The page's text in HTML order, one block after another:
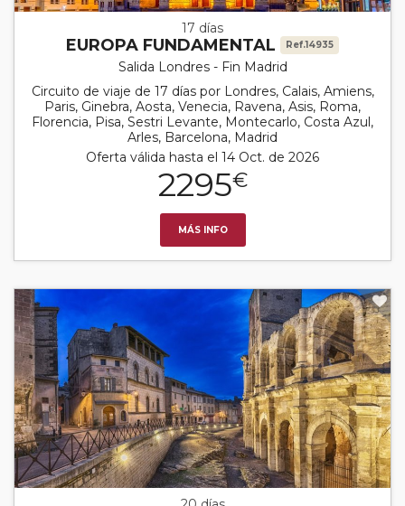
17 días
EUROPA FUNDAMENTAL Ref.14935
Salida Londres - Fin Madrid
Circuito de viaje de 17 días por Londres, Calais, Amiens,
Paris, Ginebra, Aosta, Venecia, Ravena, Asis, Roma,
Florencia, Pisa, Sestri Levante, Montecarlo, Costa Azul,
Arles, Barcelona, Madrid
Oferta válida hasta el 14 Oct. de 2026
2295€
MÁS INFO